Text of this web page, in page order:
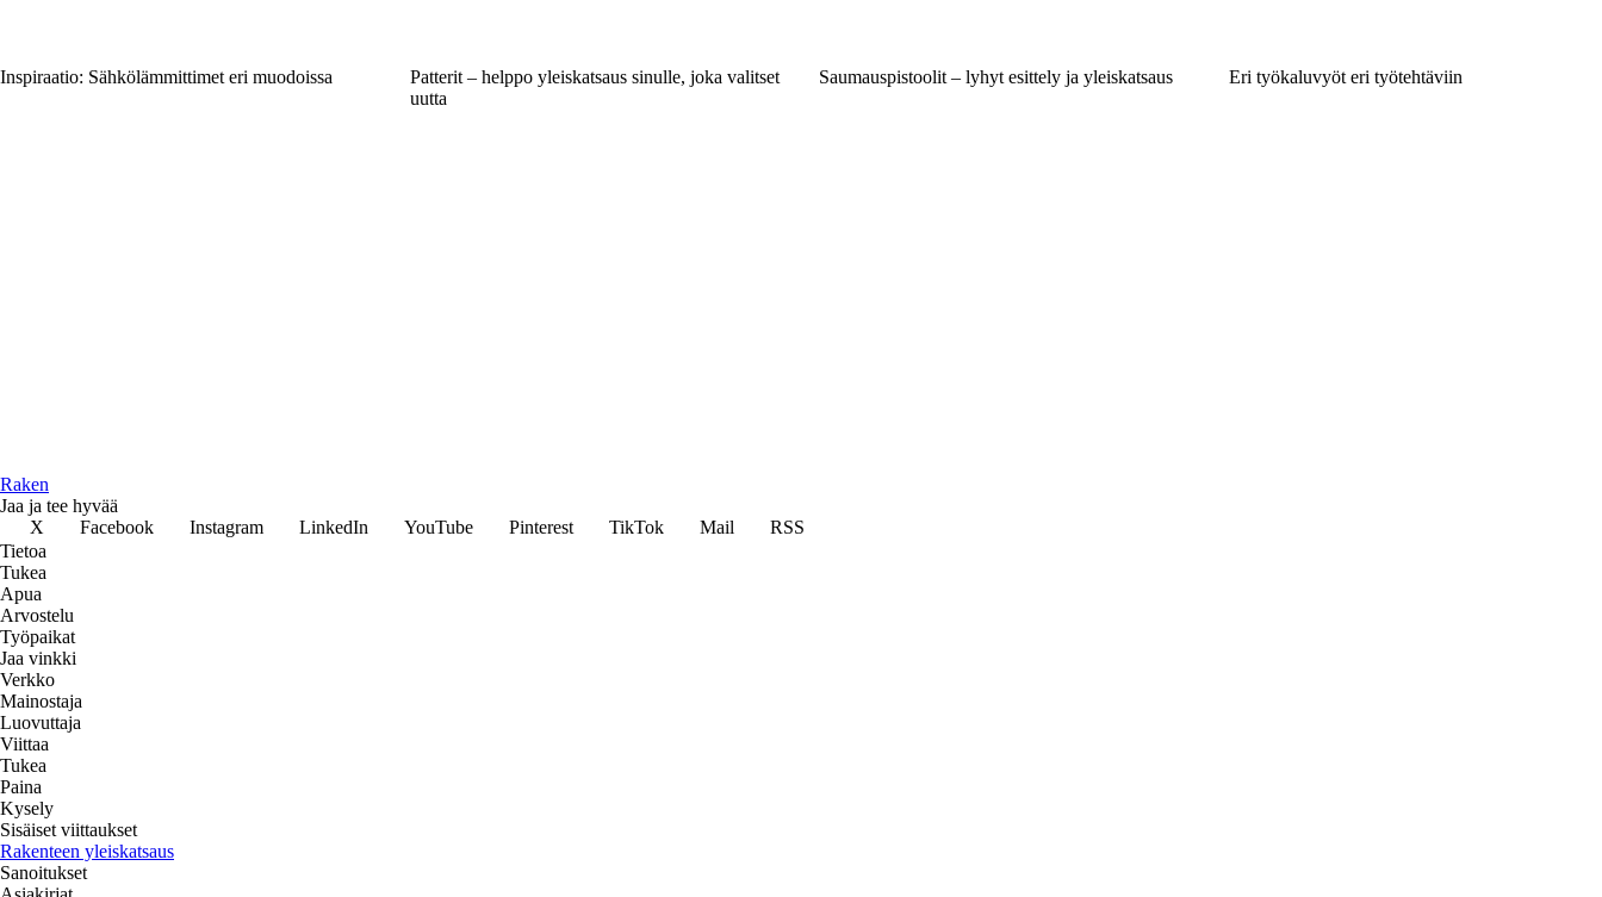
Inspiraatio: Sähkölämmittimet eri muodoissa
Patterit – helppo yleiskatsaus sinulle, joka valitset
uutta
Saumauspistoolit – lyhyt esittely ja yleiskatsaus Eri työkaluvyöt eri työtehtäviin
Raken
Jaa ja tee hyvää
X
Facebook Instagram LinkedIn YouTube Pinterest TikTok Mail
RSS
Tietoa
Tukea
Apua
Arvostelu
Työpaikat
Jaa vinkki
Verkko
Mainostaja
Luovuttaja
Viittaa
Tukea
Paina
Kysely
Sisäiset viittaukset
Rakenteen yleiskatsaus
Sanoitukset